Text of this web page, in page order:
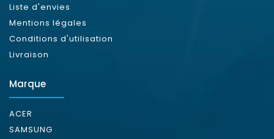
Liste d'envies
Mentions légales
Conditions d'utilisation
Livraison
Marque
ACER
SAMSUNG